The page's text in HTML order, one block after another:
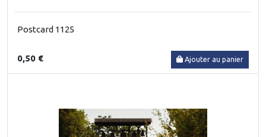
Postcard 1125
0,50 € Ajouter au panier